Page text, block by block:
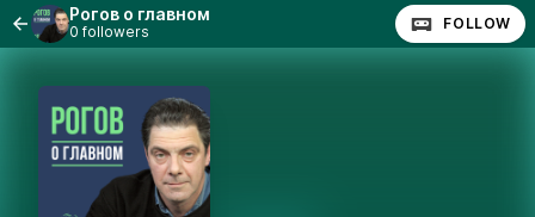
Рогов о главном
0 followers FOLLOW